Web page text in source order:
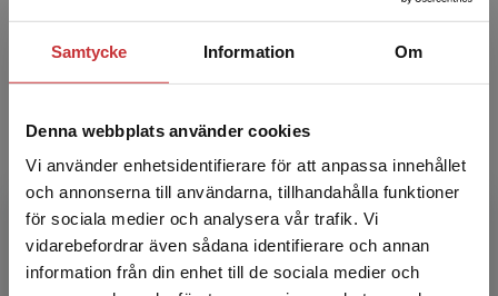
Samtycke Information Om
Denna webbplats använder cookies
Vi använder enhetsidentifierare för att anpassa innehållet
och annonserna till användarna, tillhandahålla funktioner
för sociala medier och analysera vår trafik. Vi
vidarebefordrar även sådana identifierare och annan
information från din enhet till de sociala medier och
Begränsad fraktregion
Elsie Anderberg
pedagogik vid Högskolan för lärande och
kommunikation vid Jönköping University och är
bokens redaktör. Forsk...